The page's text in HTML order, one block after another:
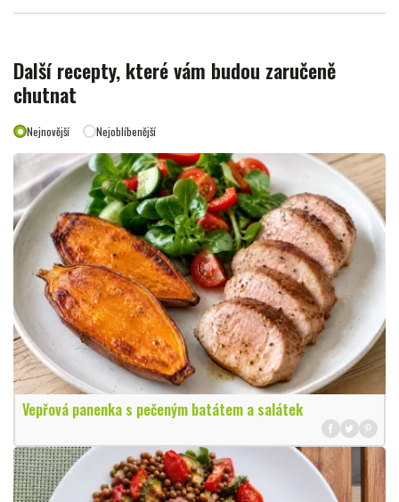
Další recepty, které vám budou zaručeně
chutnat
Nejnovější Nejoblíbenější
Vepřová panenka s pečeným batátem a salátek